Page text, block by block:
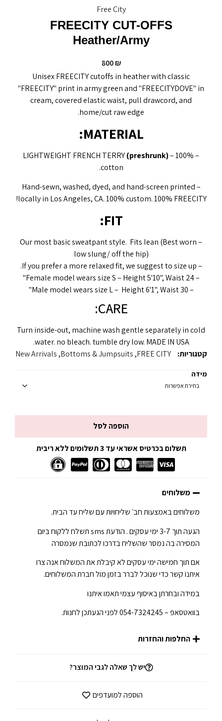
Free City
FREECITY CUT-OFFS
Heather/army
800₪
Unisex FREECITY cutoffs in heather with classic
"FREECITY" print in army green and "FREECITYDOVE" in
cream, covered elastic waist, pull drawcord, and
home/cut raw edge.
MATERIAL:
– LIGHTWEIGHT FRENCH TERRY
(preshrunk)– 100%
cotton.
– Hand-sewn, washed, dyed, and hand-screen printed
locally in Los Angeles, CA. 100% custom. 100% FREECITY!
FIT:
– Our most basic sweatpant style. Fits lean (Best worn
low slung/ off the hip)
– If you prefer a more relaxed fit, we suggest to size up.
– Female model wears size S – Height 5'10", Waist 24"
– Male model wears size L – Height 6'1", Waist 30"
CARE:
Turn inside-out, machine wash gentle separately in cold
water. no bleach. tumble dry low. MADE IN USA.
קטגוריות:
FREE CITY
,
Bottoms & Jumpsuits
,
New Arrivals
מידה
הוספה לסל
תשלום בכרטיס אשראי עד 3 תשלומים ללא ריבית
משלוחים
משלוחים באמצעות חב׳ שליחויות עם שליח עד הבית.
הגעה תוך 3-7 ימי עסקים . הודעת sms תשלח ללקוח ביום
המסירה בה נמסר שהשליח בדרכו לכתובת שנמסרה
אם תוך חמישה ימי עסקים לא קיבלת את המשלוח אנה צרו
איתנו קשר כדי שנוכל לברר בזמן מול חברת המשלוחים.
במידה ובחרתן באיסוף עצמי תאמו איתנו
בוואטסאפ – 054-7324245 לפני הגעתכן לחנות.
החלפות והחזרות
יש לך שאלה לגבי המוצר?
הוספה למועדפים